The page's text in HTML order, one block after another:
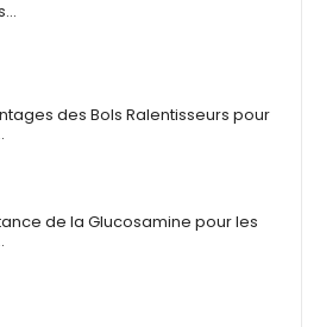
des Bols Ralentisseurs pour
de la Glucosamine pour les